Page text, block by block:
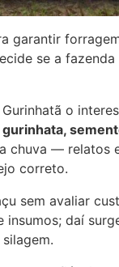
garantir
se a
o
chuva — relatos
correto.
sem avaliar
insumos; daí